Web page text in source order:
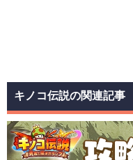
キノコ伝説の関連記事